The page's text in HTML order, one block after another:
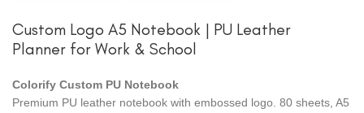
Custom Logo A5 Notebook | PU Leather
Planner for Work & School
Colorify Custom PU Notebook
Premium PU leather notebook with embossed logo. 80 sheets, A5